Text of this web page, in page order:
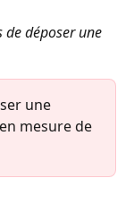
de déposer une
une
mesure de